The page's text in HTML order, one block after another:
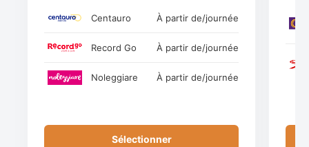
Centauro À partir de/journée
Record Go À partir de/journée
Noleggiare À partir de/journée
Sélectionner